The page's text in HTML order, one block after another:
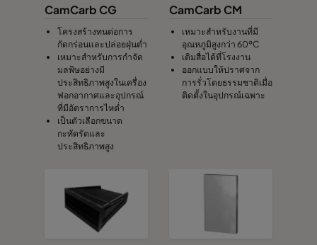
CamCarb CG
โครงสร้างทนต่อการ
กัดกร่อนและปล่อยฝุ่นต่ำ
เหมาะสำหรับการกำจัด
มลพิษอย่างมี
ประสิทธิภาพสูงในเครื่อง
ฟอกอากาศและอุปกรณ์
ที่มีอัตราการไหต่ำ
เป็นตัวเลือกขนาด
กะทัดรัดและ
ประสิทธิภาพสูง
CamCarb CM
เหมาะสำหรับงานที่มี
อุณหภูมิสูงกว่า 60ºC
เติมสื่อได้ที่โรงงาน
ออกแบบให้ปราศจาก
การรั่วโดยธรรมชาติเมื่อ
ติดตั้งในอุปกรณ์เฉพาะ